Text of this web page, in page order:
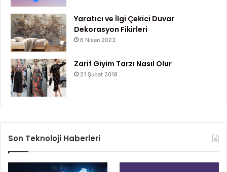
Yaratıcı ve İlgi Çekici Duvar
Dekorasyon Fikirleri
6 Nisan 2023
Zarif Giyim Tarzı Nasıl Olur
21 Şubat 2018
Son Teknoloji Haberleri